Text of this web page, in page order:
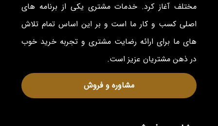
مختلف آغاز کرد. خدمات مشتری یکی از برنامه های
اصلی کسب و کار ما است و بر این اساس تمام تلاش
های ما برای ارائه رضایت مشتری و تجربه خرید خوب
در ذهن مشتریان عزیز است.
مشاوره و فروش